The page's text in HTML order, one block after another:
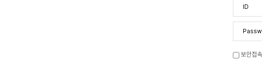
ID
보안접속